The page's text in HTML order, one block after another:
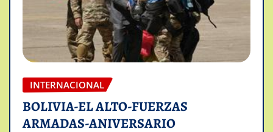
INTERNACIONAL
BOLIVIA-EL ALTO-FUERZAS
ARMADAS-ANIVERSARIO